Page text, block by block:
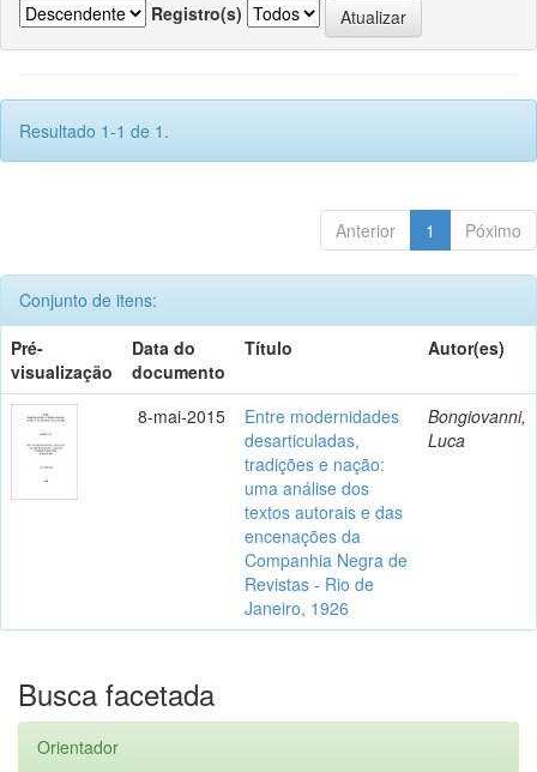
Registro(s)
Resultado 1-1 de 1.
Anterior 1 Póximo
Conjunto de itens:
Pré-
visualização
Data do
documento
Título Autor(es)
8-mai-2015
Entre modernidades
desarticuladas,
tradições e nação:
uma análise dos
textos autorais e das
encenações da
Companhia Negra de
Revistas - Rio de
Janeiro, 1926
Bongiovanni,
Luca
Busca facetada
Orientador